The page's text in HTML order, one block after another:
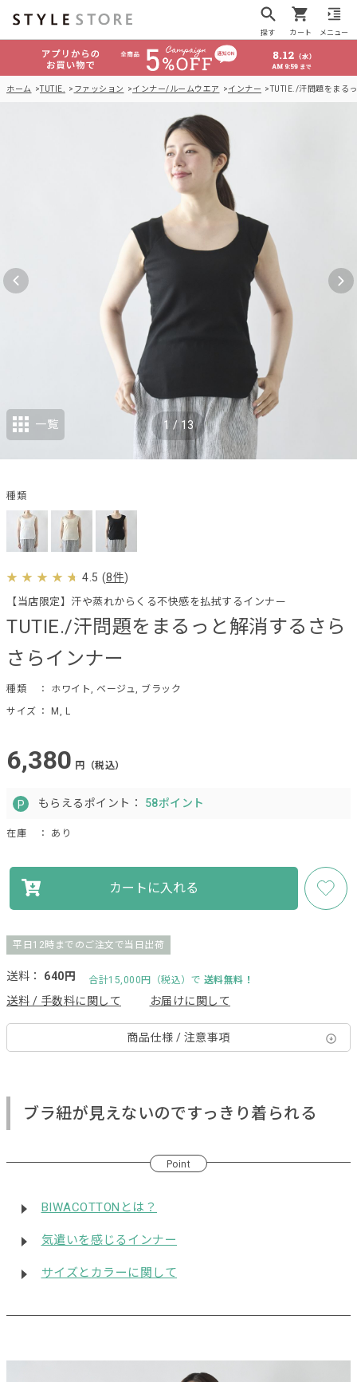
探す カート メニュー
ホーム TUTIE. ファッション インナー/ルームウエア インナー TUTIE./汗問題をまる
TUTIE./汗問題をまるっと解消するさら
さらインナー
【当店限定】汗や蒸れからくる不快感を払拭するインナー
種類
： ホワイト, ベージュ, ブラック
サイズ ： M, L
4.5 (8件)
6,380 円（税込）
もらえるポイント： 58ポイント
在庫 ： あり
カートに入れる
平日12時までのご注文で当日出荷
送料： 640円 合計15,000円（税込）で 送料無料！
送料 / 手数料に関して お届けに関して
商品仕様 / 注意事項
1 / 13
一覧
種類
ブラ紐が見えないのですっきり着られる
Point
BIWACOTTONとは？
気遣いを感じるインナー
サイズとカラーに関して